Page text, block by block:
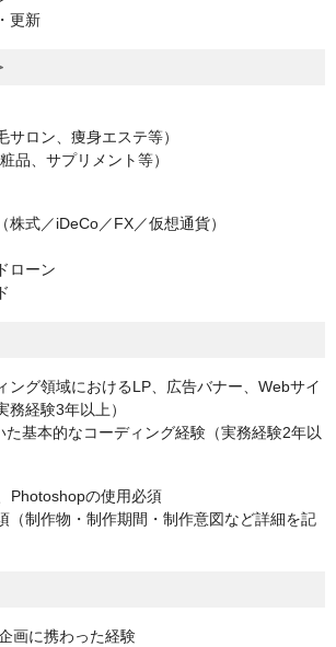
更新
ロン、痩身エステ等）
品、サプリメント等）
式／iDeCo／FX／仮想通貨）
ローン
ング領域におけるLP、広告バナー、Webサイ
経験3年以上）
た基本的なコーディング経験（実務経験2年以
Photoshopの使用必須
（制作物・制作期間・制作意図など詳細を記
画に携わった経験